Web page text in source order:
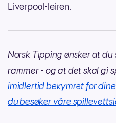
Liverpool-leiren.
Norsk Tipping ønsker at
rammer - og at det skal gi
imidlertid bekymret for
du besøker våre